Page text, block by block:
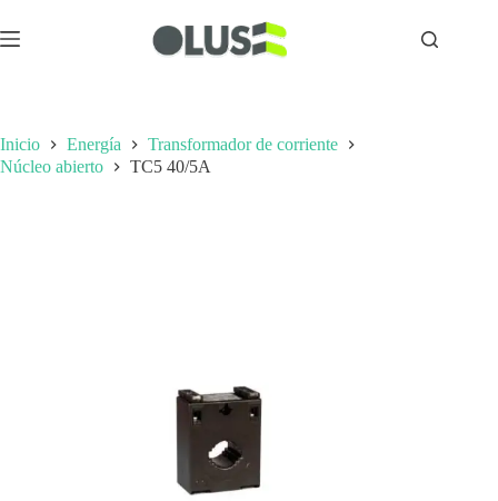
Inicio Energía
Transformador de corriente
Núcleo abierto
TC5 40/5A